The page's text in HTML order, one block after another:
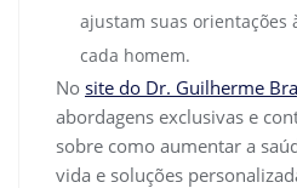
ajustam suas orientações
cada homem.
No site do Dr. Guilherme
abordagens exclusivas e
sobre como aumentar a
vida e soluções